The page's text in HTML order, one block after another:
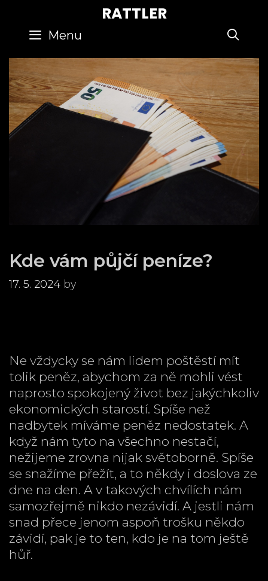
content
RATTLER
Menu
Kde vám půjčí peníze?
17. 5. 2024 by
Ne vždycky se nám lidem poštěstí mít
tolik peněz, abychom za ně mohli vést
naprosto spokojený život bez jakýchkoliv
ekonomických starostí. Spíše než
nadbytek míváme peněz nedostatek. A
když nám tyto na všechno nestačí,
nežijeme zrovna nijak světoborně. Spíše
se snažíme přežít, a to někdy i doslova ze
dne na den. A v takových chvílích nám
samozřejmě nikdo nezávidí. A jestli nám
snad přece jenom aspoň trošku někdo
závidí, pak je to ten, kdo je na tom ještě
hůř.